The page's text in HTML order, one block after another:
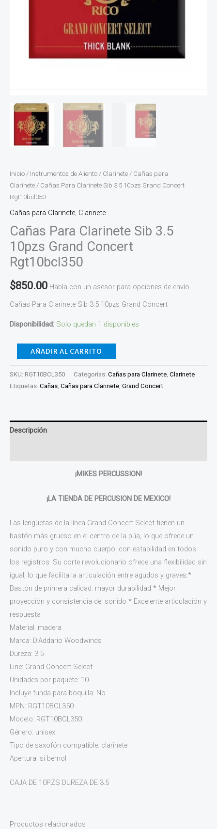
Inicio / Instrumentos de Aliento / Clarinete / Cañas para
Clarinete / Cañas Para Clarinete Sib 3.5 10pzs Grand Concert
Rgt10bcl350
Cañas para Clarinete, Clarinete
Cañas Para Clarinete Sib 3.5
10pzs Grand Concert
Rgt10bcl350
$850.00 Habla con un asesor para opciones de envío
Cañas Para Clarinete Sib 3.5 10pzs Grand Concert
Disponibilidad: Solo quedan 1 disponibles
AÑADIR AL CARRITO
SKU: RGT10BCL350 Categorías: Cañas para Clarinete, Clarinete
Etiquetas: Cañas, Cañas para Clarinete, Grand Concert
Descripción
¡MIKES PERCUSSION!
¡LA TIENDA DE PERCUSION DE MEXICO!
Las lengüetas de la línea Grand Concert Select tienen un
bastón más grueso en el centro de la púa, lo que ofrece un
sonido puro y con mucho cuerpo, con estabilidad en todos
los registros. Su corte revolucionario ofrece una flexibilidad sin
igual, lo que facilita la articulación entre agudos y graves.*
Bastón de primera calidad: mayor durabilidad * Mejor
proyección y consistencia del sonido * Excelente articulación y
respuesta
Material: madera
Marca: D’Addario Woodwinds
Dureza: 3.5
Line: Grand Concert Select
Unidades por paquete: 10
Incluye funda para boquilla: No
MPN: RGT10BCL350
Modelo: RGT10BCL350
Género: unisex
Tipo de saxofón compatible: clarinete
Apertura: si bemol
CAJA DE 10PZS DUREZA DE 3.5
Productos relacionados